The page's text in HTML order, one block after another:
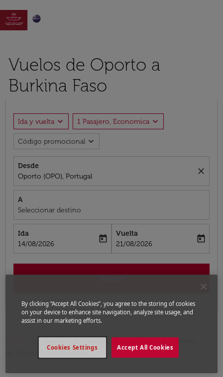

Vuelos de Oporto a
Burkina Faso
Ida y vuelta expand_more 1 Pasajero, Economica expand_more
Código promocional expand_more
Desde
Oporto (OPO), Portugal
close
A
Seleccionar destino
Ida
fc-booking-departure-date-aria-label
14/08/2026
today
Vuelta
fc-booking-return-date-aria-label
21/08/2026
today
Vuelos a Burkina Faso
Vuelos
By clicking “Accept All Cookies”, you agree to the storing of cookies
on your device to enhance site navigation, analyze site usage, and
assist in our marketing efforts.
Accept All Cookies
Cookies Settings